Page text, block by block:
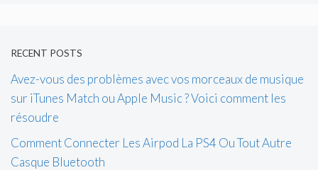
RECENT POSTS
Avez-vous des problèmes avec vos morceaux de musique
sur iTunes Match ou Apple Music ? Voici comment les
résoudre
Comment Connecter Les Airpod La PS4 Ou Tout Autre
Casque Bluetooth